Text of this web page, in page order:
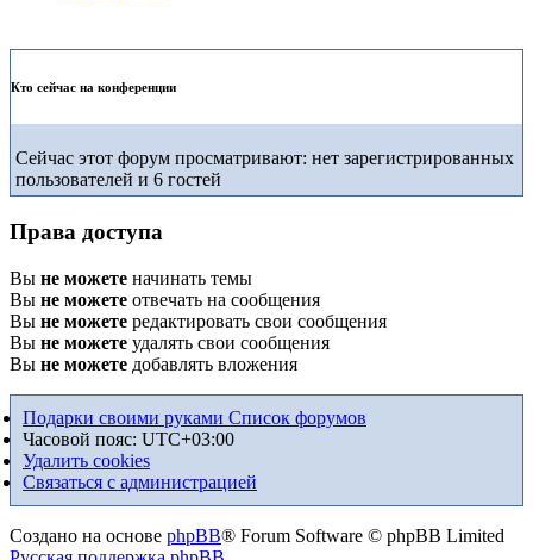
Кто сейчас на конференции
Сейчас этот форум просматривают: нет зарегистрированных
пользователей и 6 гостей
Права доступа
Вы не можете начинать темы
Вы не можете отвечать на сообщения
Вы не можете редактировать свои сообщения
Вы не можете удалять свои сообщения
Вы не можете добавлять вложения
Подарки своими руками Список форумов
Часовой пояс: UTC+03:00
Удалить cookies
Связаться с администрацией
Создано на основе phpBB® Forum Software © phpBB Limited